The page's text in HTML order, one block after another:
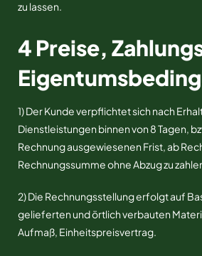
zu lassen.
4 Preise,
1) Der Kunde verpflichtet sich nach
Dienstleistungen binnen von 8 Tagen,
Rechnung ausgewiesenen Frist, ab
Rechnungssumme ohne Abzug zu
2) Die Rechnungsstellung erfolgt auf
gelieferten und örtlich verbauten
Aufmaß, Einheitspreisvertrag.